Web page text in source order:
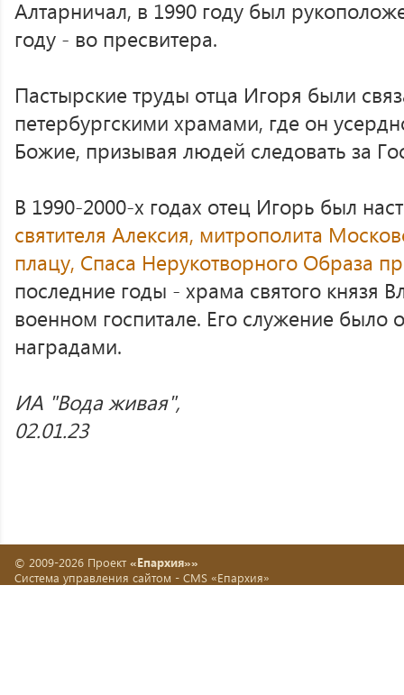
Алтарничал, в 1990 году был
году - во пресвитера.
Пастырские труды отца Игоря были
петербургскими храмами, где он
Божие, призывая людей следовать за
В 1990-2000-х годах отец Игорь был
святителя Алексия, митрополита
плацу, Спаса Нерукотворного Образа
последние годы - храма святого князя
военном госпитале. Его служение
наградами.
ИА "Вода живая",
02.01.23
© 2009-2026 Проект «Епархия»»
Система управления сайтом - CMS «Епархия»